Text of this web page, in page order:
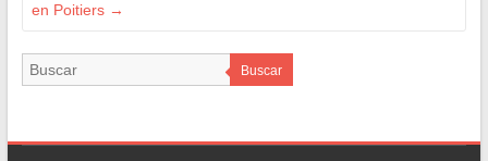
en Poitiers →
Buscar